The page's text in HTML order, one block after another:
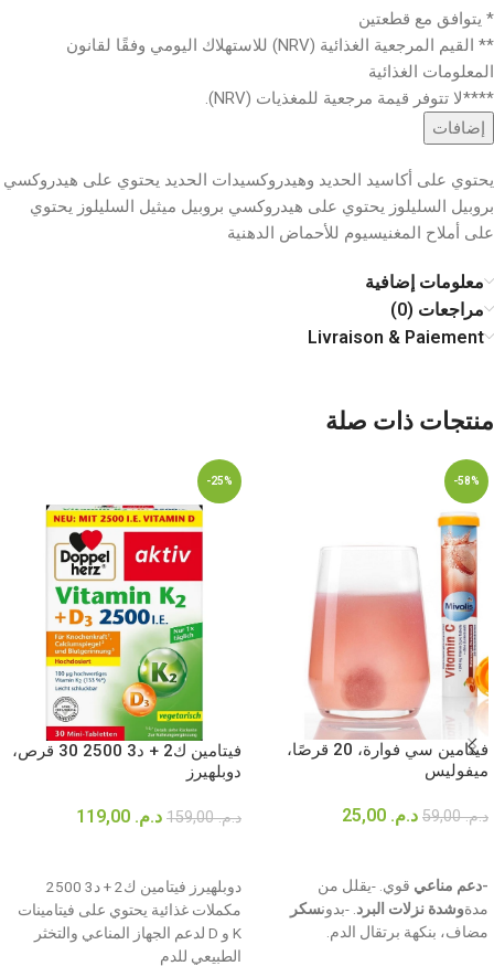
* يتوافق مع قطعتين
** القيم المرجعية الغذائية (NRV) للاستهلاك اليومي وفقًا لقانون
المعلومات الغذائية
****لا تتوفر قيمة مرجعية للمغذيات (NRV).
إضافات
يحتوي على أكاسيد الحديد وهيدروكسيدات الحديد يحتوي على هيدروكسي
بروبيل السليلوز يحتوي على هيدروكسي بروبيل ميثيل السليلوز يحتوي
على أملاح المغنيسيوم للأحماض الدهنية
معلومات إضافية
مراجعات (0)
Livraison & Paiement
منتجات ذات صلة
-58%
فيتامين سي فوارة، 20 قرصًا،
ميفوليس
د.م.59,00 د.م.
-دعم مناعي قوي. -يقلل من
مدةوشدة نزلات البرد . -بدونسكر
مضاف، بنكهة برتقال الدم.
-25%
فيتامين ك2 + د3 2500 30 قرص،
دوبلهيرز
د.م.159,00 د.م.
دوبلهيرز فيتامين ك2 + د3 2500
مكملات غذائية يحتوي على فيتامينات
K و D لدعم الجهاز المناعي والتخثر
الطبيعي للدم